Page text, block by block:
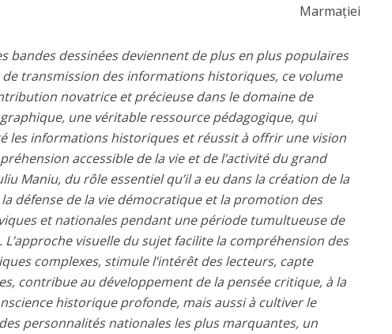
Marmației
bandes dessinées deviennent de plus en plus populaires
transmission des informations historiques, ce volume
novatrice et précieuse dans le domaine de
graphique, une véritable ressource pédagogique, qui
les informations historiques et réussit à offrir une vision
accessible de la vie et de l’activité du grand
Maniu, du rôle essentiel qu’il a eu dans la création de la
défense de la vie démocratique et la promotion des
et nationales pendant une période tumultueuse de
L’approche visuelle du sujet facilite la compréhension des
complexes, stimule l’intérêt des lecteurs, capte
contribue au développement de la pensée critique, à la
historique profonde, mais aussi à cultiver le
personnalités nationales les plus marquantes, un